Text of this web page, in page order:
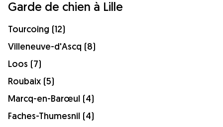
Garde de chien à Lille
Tourcoing (12)
Villeneuve-d'Ascq (8)
Loos (7)
Roubaix (5)
Marcq-en-Barœul (4)
Faches-Thumesnil (4)